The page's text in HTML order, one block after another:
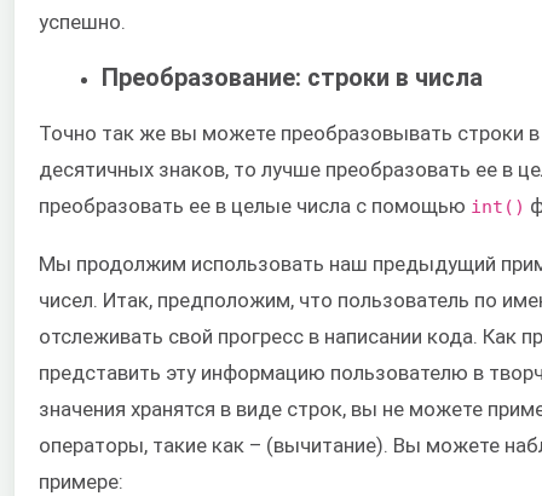
успешно.
Преобразование: строки в числа
Точно так же вы можете преобразовывать строки
десятичных знаков, то лучше преобразовать ее в
преобразовать ее в целые числа с помощью int()
Мы продолжим использовать наш предыдущий
чисел. Итак, предположим, что пользователь по
отслеживать свой прогресс в написании кода. Как
представить эту информацию пользователю в
значения хранятся в виде строк, вы не можете
операторы, такие как – (вычитание). Вы можете
примере: